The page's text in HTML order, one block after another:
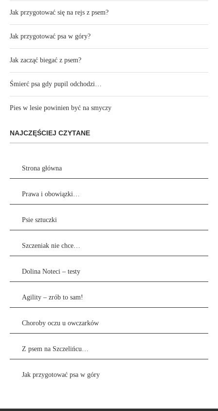
Jak przygotować się na rejs z psem?
Jak przygotować psa w góry?
Jak zacząć biegać z psem?
Śmierć psa gdy pupil odchodzi…
Pies w lesie powinien być na smyczy
NAJCZĘŚCIEJ CZYTANE
Strona główna
Prawa i obowiązki…
Psie sztuczki
Szczeniak nie chce…
Dolina Noteci – testy
Agility – zrób to sam!
Choroby oczu u owczarków
Z psem na Szczelińcu…
Jak przygotować psa w góry